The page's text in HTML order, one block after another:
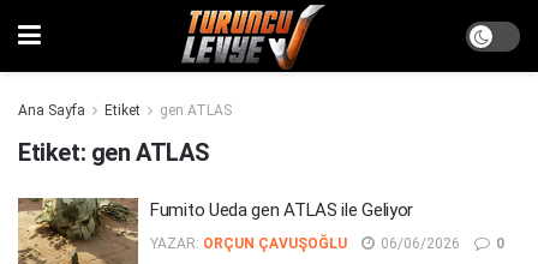
Ana Sayfa Etiket gen ATLAS
Etiket: gen ATLAS
Fumito Ueda gen ATLAS ile Geliyor
YAZAR: ORÇUN ÇAVUŞOĞLU 06/06/2026 0